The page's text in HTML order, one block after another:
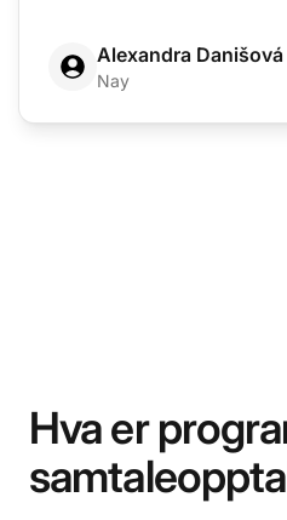
Alexandra Danišová
Nay
Hva er